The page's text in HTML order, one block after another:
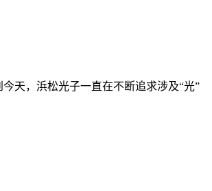
天，浜松光子一直在不断追求涉及“光”